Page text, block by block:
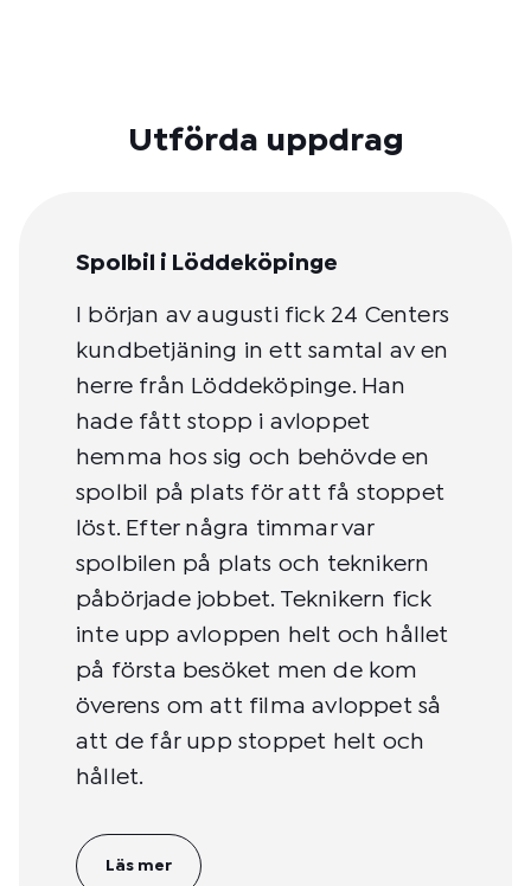
Utförda uppdrag
Spolbil i Löddeköpinge
I början av augusti fick 24 Centers
kundbetjäning in ett samtal av en
herre från Löddeköpinge. Han
hade fått stopp i avloppet
hemma hos sig och behövde en
spolbil på plats för att få stoppet
löst. Efter några timmar var
spolbilen på plats och teknikern
påbörjade jobbet. Teknikern fick
inte upp avloppen helt och hållet
på första besöket men de kom
överens om att filma avloppet så
att de får upp stoppet helt och
hållet.
Läs mer